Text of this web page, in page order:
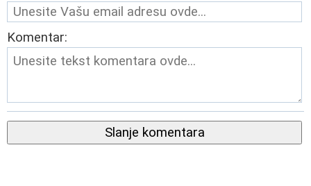
Komentar:
Slanje komentara